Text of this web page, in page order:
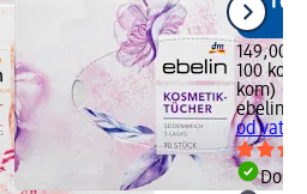
149,00
100 kom
kom)
ebelin
od vate,